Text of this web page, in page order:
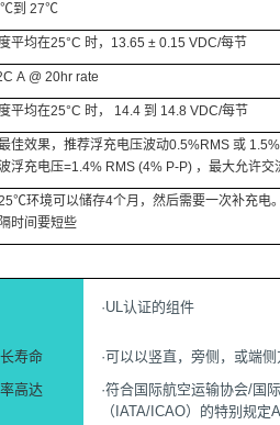
到 27℃
平均在25°C 时，13.65 ± 0.15 VDC/每节
A @ 20hr rate
平均在25°C 时， 14.4 到 14.8 VDC/每节
佳效果，推荐浮充电压波动0.5%RMS 或
浮充电压=1.4% RMS (4% P-P) ，最大允许
环境可以储存4个月，然后需要一次补充电
时间要短些
·UL认证的组件
寿命
·可以以竖直，旁侧，或端
高达
·符合国际航空运输协会/国
（IATA/ICAO）的特别规定